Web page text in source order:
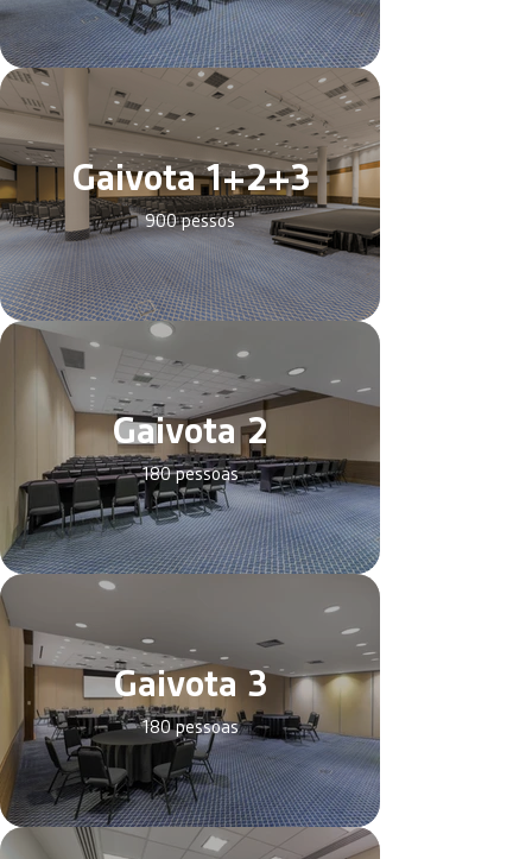
Gaivota 1+2+3
900 pessos
Gaivota 2
180 pessoas
Gaivota 3
180 pessoas